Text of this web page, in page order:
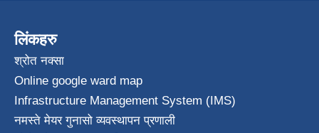
लिंकहरु
श्रोत नक्सा
Online google ward map
Infrastructure Management System (IMS)
नमस्ते मेयर गुनासो व्यवस्थापन प्रणाली